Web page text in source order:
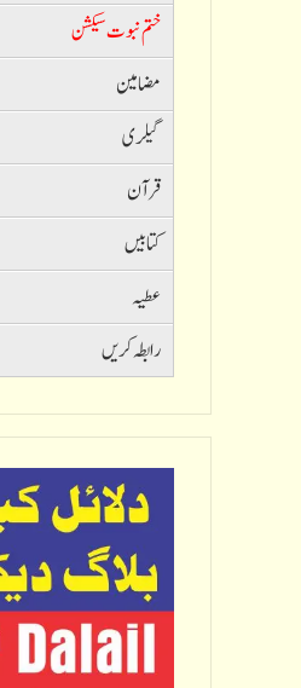
ختم نبوت سیکشن
مضامین
گیلری
قرآن
کتابیں
عطیہ
رابطہ کریں